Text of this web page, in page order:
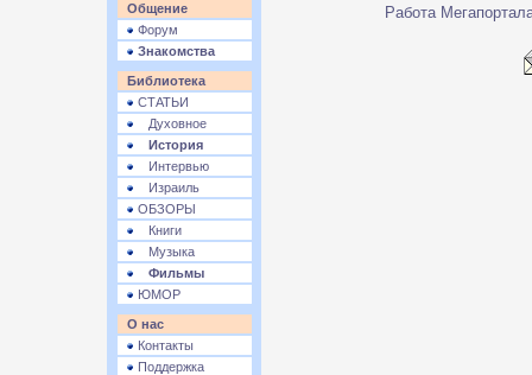
Общение
Форум
Знакомства
Библиотека
СТАТЬИ
Духовное
История
Интервью
Израиль
ОБЗОРЫ
Книги
Музыка
Фильмы
ЮМОР
О нас
Контакты
Поддержка
Работа